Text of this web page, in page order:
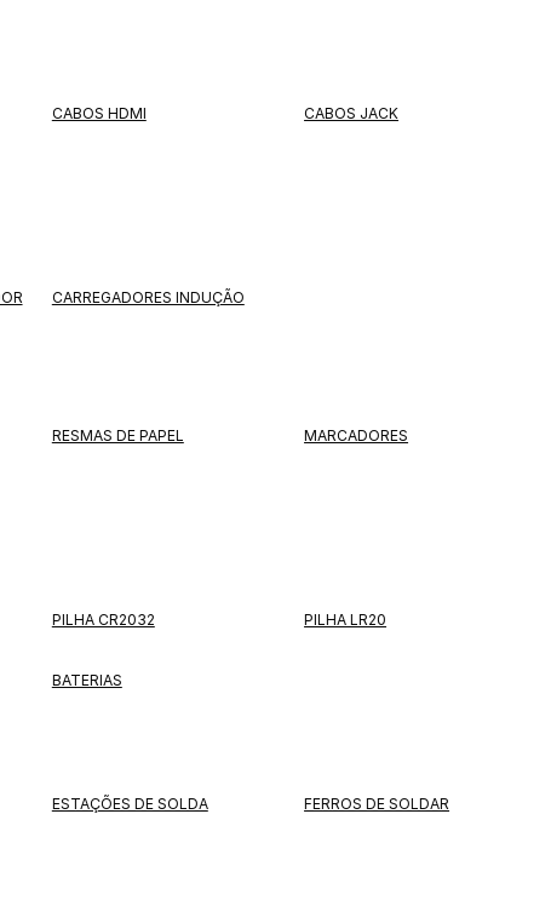
CABOS HDMI CABOS JACK
CARREGADORES INDUÇÃO
RESMAS DE PAPEL MARCADORES
PILHA CR2032 PILHA LR20
BATERIAS
ESTAÇÕES DE SOLDA FERROS DE SOLDAR